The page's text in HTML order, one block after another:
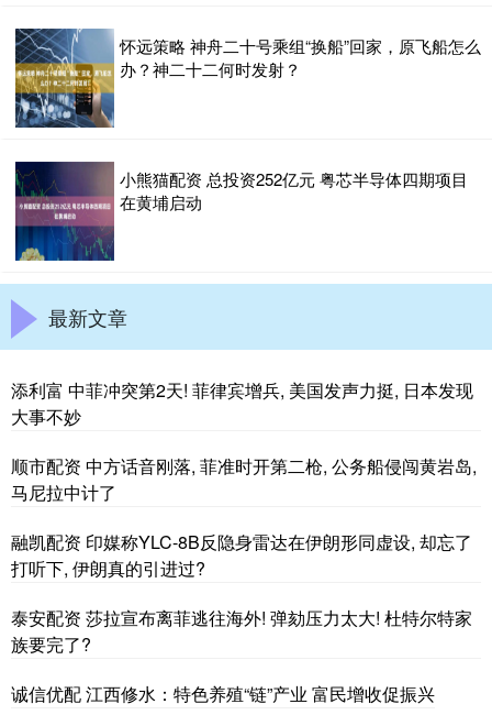
怀远策略 神舟二十号乘组“换船”回家，原飞船怎么
办？神二十二何时发射？
小熊猫配资 总投资252亿元 粤芯半导体四期项目
在黄埔启动
最新文章
添利富 中菲冲突第2天! 菲律宾增兵, 美国发声力挺, 日本发现
大事不妙
顺市配资 中方话音刚落, 菲准时开第二枪, 公务船侵闯黄岩岛,
马尼拉中计了
融凯配资 印媒称YLC-8B反隐身雷达在伊朗形同虚设, 却忘了
打听下, 伊朗真的引进过?
泰安配资 莎拉宣布离菲逃往海外! 弹劾压力太大! 杜特尔特家
族要完了?
诚信优配 江西修水：特色养殖“链”产业 富民增收促振兴